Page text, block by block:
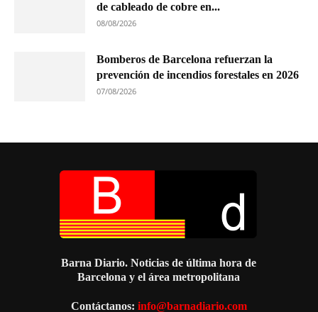
de cableado de cobre en...
08/08/2026
Bomberos de Barcelona refuerzan la
prevención de incendios forestales en 2026
07/08/2026
Barna Diario. Noticias de última hora de
Barcelona y el área metropolitana
Contáctanos: info@barnadiario.com